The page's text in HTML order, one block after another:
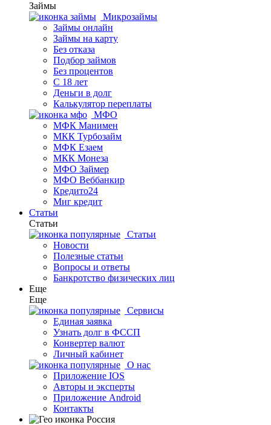
Займы
Микрозаймы
Займы онлайн
Займы на карту
Без отказа
Подбор займов
Без процентов
С 18 лет
Деньги в долг
Калькулятор переплаты
МФО
МФК Манимен
МКК Турбозайм
МФК Езаем
МКК Монеза
МФО Займер
МФО Веббанкир
Кредито24
Миг кредит
Статьи
Статьи
Статьи
Новости
Полезные статьи
Вопросы и ответы
Банкротство физических лиц
Еще
Еще
Сервисы
Единая заявка
Узнать долг в ФССП
Конвертер валют
Личный кабинет
О нас
Приложение IOS
Авторы и эксперты
Приложение Android
Контакты
Россия